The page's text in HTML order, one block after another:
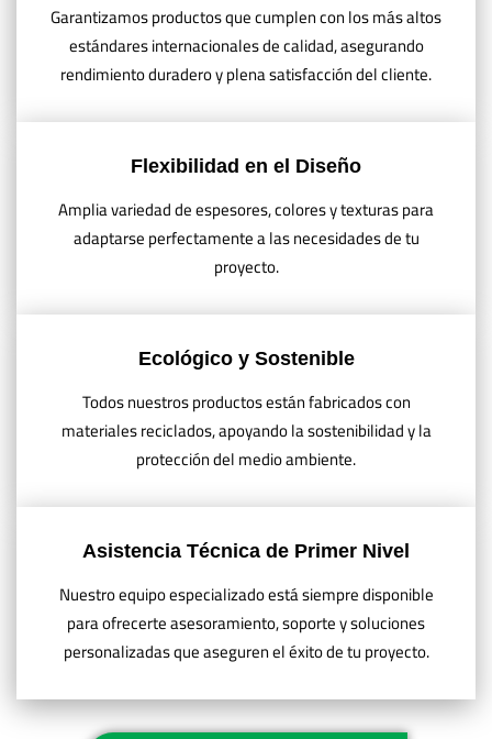
Garantizamos productos que cumplen con los más altos
estándares internacionales de calidad, asegurando
rendimiento duradero y plena satisfacción del cliente.
Flexibilidad en el Diseño
Amplia variedad de espesores, colores y texturas para
adaptarse perfectamente a las necesidades de tu
proyecto.
Ecológico y Sostenible
Todos nuestros productos están fabricados con
materiales reciclados, apoyando la sostenibilidad y la
protección del medio ambiente.
Asistencia Técnica de Primer Nivel
Nuestro equipo especializado está siempre disponible
para ofrecerte asesoramiento, soporte y soluciones
personalizadas que aseguren el éxito de tu proyecto.